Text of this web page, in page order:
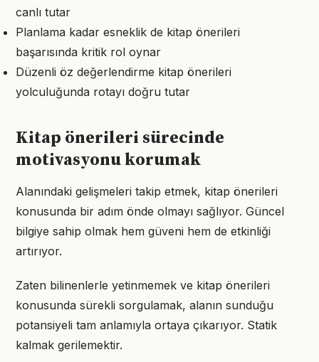
canlı tutar
Planlama kadar esneklik de kitap önerileri
başarısında kritik rol oynar
Düzenli öz değerlendirme kitap önerileri
yolculuğunda rotayı doğru tutar
Kitap önerileri sürecinde
motivasyonu korumak
Alanındaki gelişmeleri takip etmek, kitap önerileri
konusunda bir adım önde olmayı sağlıyor. Güncel
bilgiye sahip olmak hem güveni hem de etkinliği
artırıyor.
Zaten bilinenlerle yetinmemek ve kitap önerileri
konusunda sürekli sorgulamak, alanın sunduğu
potansiyeli tam anlamıyla ortaya çıkarıyor. Statik
kalmak gerilemektir.